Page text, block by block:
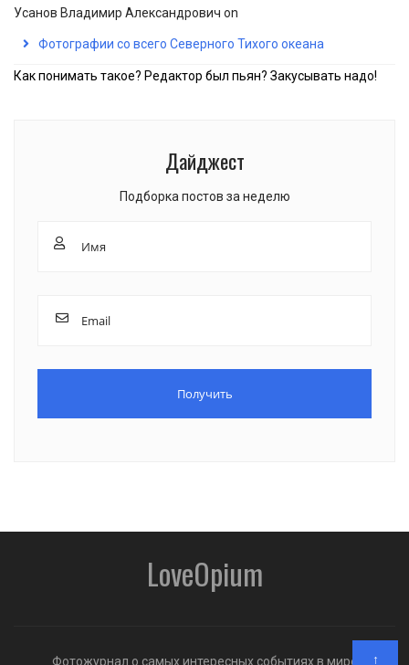
Усанов Владимир Александрович on
Фотографии со всего Северного Тихого океана
Как понимать такое? Редактор был пьян? Закусывать надо!
Дайджест
Подборка постов за неделю
LoveOpium
Фотожурнал о самых интересных событиях в мире ↑